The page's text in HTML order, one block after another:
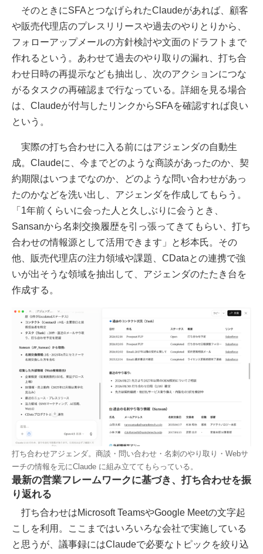
そのときにSFAとつなげられたClaudeがあれば、顧客
や販売代理店のプレスリリースや過去のやりとりから、
フォローアップメールの方針検討や文面のドラフトまで
作れるという。あわせて過去のやり取りの漏れ、打ち合
わせ日時の再提示なども抽出し、次のアクションにつな
がるタスクの再確認まで行なっている。詳細を見る場合
は、Claudeが付与したリンクからSFAを確認すれば良い
という。
実際の打ち合わせに入る前にはアジェンダの自動生
成。Claudeに、今までどのような商談があったのか、契
約期限はいつまでなのか、どのような問い合わせがあっ
たのかなどを洗い出し、アジェンダを作成してもらう。
「1年前くらいに会った人と久しぶりに会うとき、
Sansanから名刺交換履歴を引っ張ってきてもらい、打ち
合わせの情報源として活用できます」と杉本氏。その
他、販売代理店の注力領域や課題、CDataとの連携で強
いが出そうな領域を抽出して、アジェンダのたたき台を
作成する。
打ち合わせアジェンダ。商談・問い合わせ・名刺のやり取り・Webサ
ーチの情報を元にClaude に組み立ててもらっている。
最新の営業フレームワークに基づき、打ち合わせを振
り返れる
打ち合わせはMicrosoft TeamsやGoogle Meetの文字起
こしを利用。ここまではいろいろな会社で実施している
と思うが、議事録にはClaudeで必要なトピックを絞り込